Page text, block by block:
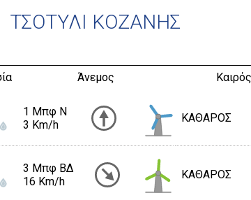
ΤΣΟΤΥΛΙ ΚΟΖΑΝΗΣ
Άνεμος
1 Μπφ N
3 Km/h
ΚΑΘΑΡΟΣ
3 Μπφ ΒΔ
16 Km/h
ΚΑΘΑΡΟΣ